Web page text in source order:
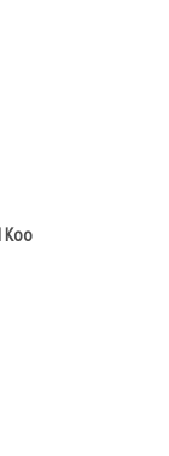
Koo